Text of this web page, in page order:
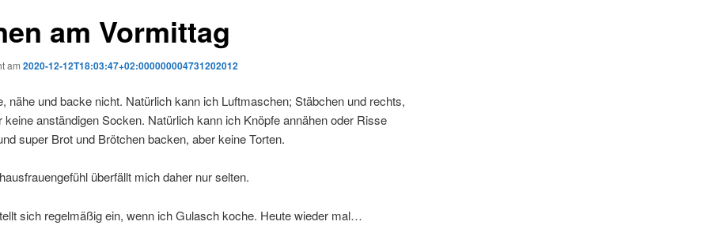
am Vormittag
am 2020-12-12T18:03:47+02:000000004731202012
nähe und backe nicht. Natürlich kann ich Luftmaschen; Stäbchen und rechts,
keine anständigen Socken. Natürlich kann ich Knöpfe annähen oder Risse
super Brot und Brötchen backen, aber keine Torten.
überfällt mich daher nur selten.
sich regelmäßig ein, wenn ich Gulasch koche. Heute wieder mal…